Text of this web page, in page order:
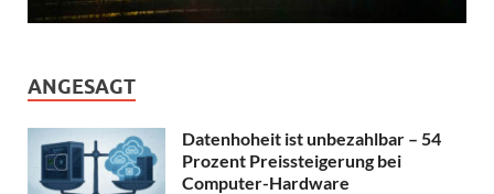
ANGESAGT
Datenhoheit ist unbezahlbar – 54
Prozent Preissteigerung bei
Computer-Hardware